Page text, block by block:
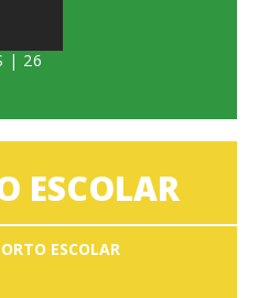
| 26
ESCOLAR
ESCOLAR